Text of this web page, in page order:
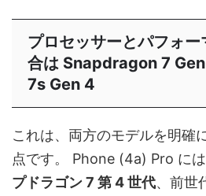
プロセッサーとパフォ
合は Snapdragon 7
7s Gen 4
これは、両方のモデルを明確
点です。 Phone (4a) Pro には
プドラゴン 7 第 4 世代、前世